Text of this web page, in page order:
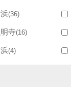
(36)
寺(16)
(4)